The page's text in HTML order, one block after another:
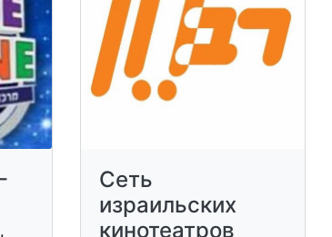
Сеть
израильских
кинотеатров